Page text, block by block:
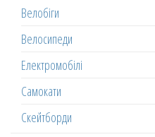
Велобіги
Велосипеди
Електромобілі
Самокати
Скейтборди